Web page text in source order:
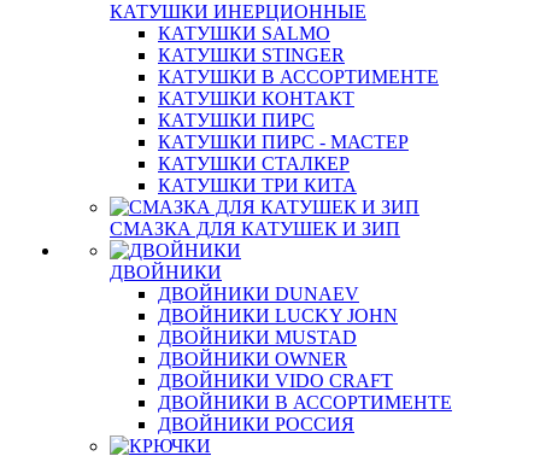
КАТУШКИ ИНЕРЦИОННЫЕ
КАТУШКИ SALMO
КАТУШКИ STINGER
КАТУШКИ В АССОРТИМЕНТЕ
КАТУШКИ КОНТАКТ
КАТУШКИ ПИРС
КАТУШКИ ПИРС - МАСТЕР
КАТУШКИ СТАЛКЕР
КАТУШКИ ТРИ КИТА
СМАЗКА ДЛЯ КАТУШЕК И ЗИП
ДВОЙНИКИ
ДВОЙНИКИ DUNAEV
ДВОЙНИКИ LUCKY JOHN
ДВОЙНИКИ MUSTAD
ДВОЙНИКИ OWNER
ДВОЙНИКИ VIDO CRAFT
ДВОЙНИКИ В АССОРТИМЕНТЕ
ДВОЙНИКИ РОССИЯ